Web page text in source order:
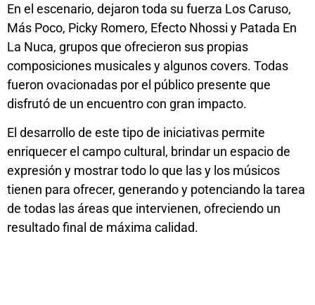
En el escenario, dejaron toda su fuerza Los Caruso,
Más Poco, Picky Romero, Efecto Nhossi y Patada En
La Nuca, grupos que ofrecieron sus propias
composiciones musicales y algunos covers. Todas
fueron ovacionadas por el público presente que
disfrutó de un encuentro con gran impacto.
El desarrollo de este tipo de iniciativas permite
enriquecer el campo cultural, brindar un espacio de
expresión y mostrar todo lo que las y los músicos
tienen para ofrecer, generando y potenciando la tarea
de todas las áreas que intervienen, ofreciendo un
resultado final de máxima calidad.